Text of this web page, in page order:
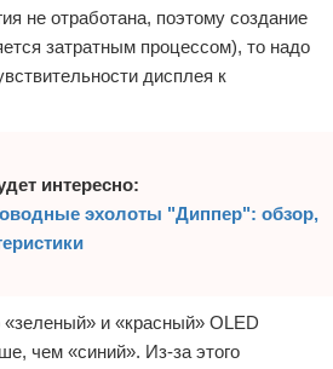
не отработана, поэтому создание
затратным процессом), то надо
дисплея к
интересно:
эхолоты "Диппер": обзор,
«зеленый» и «красный» OLED
чем «синий». Из-за этого